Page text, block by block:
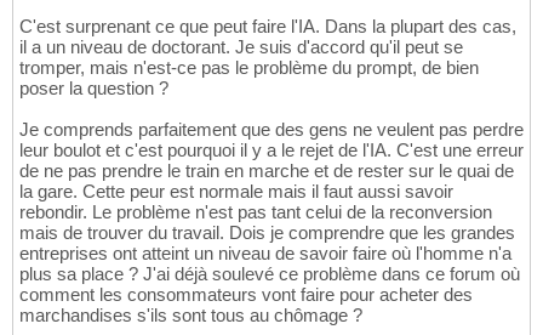
C'est surprenant ce que peut faire l'IA. Dans la plupart des cas,
il a un niveau de doctorant. Je suis d'accord qu'il peut se
tromper, mais n'est-ce pas le problème du prompt, de bien
poser la question ?
Je comprends parfaitement que des gens ne veulent pas perdre
leur boulot et c'est pourquoi il y a le rejet de l'IA. C'est une erreur
de ne pas prendre le train en marche et de rester sur le quai de
la gare. Cette peur est normale mais il faut aussi savoir
rebondir. Le problème n'est pas tant celui de la reconversion
mais de trouver du travail. Dois je comprendre que les grandes
entreprises ont atteint un niveau de savoir faire où l'homme n'a
plus sa place ? J'ai déjà soulevé ce problème dans ce forum où
comment les consommateurs vont faire pour acheter des
marchandises s'ils sont tous au chômage ?